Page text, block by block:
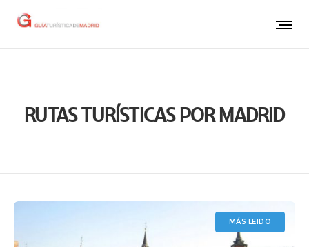
RUTAS TURÍSTICAS POR MADRID
MÁS LEIDO